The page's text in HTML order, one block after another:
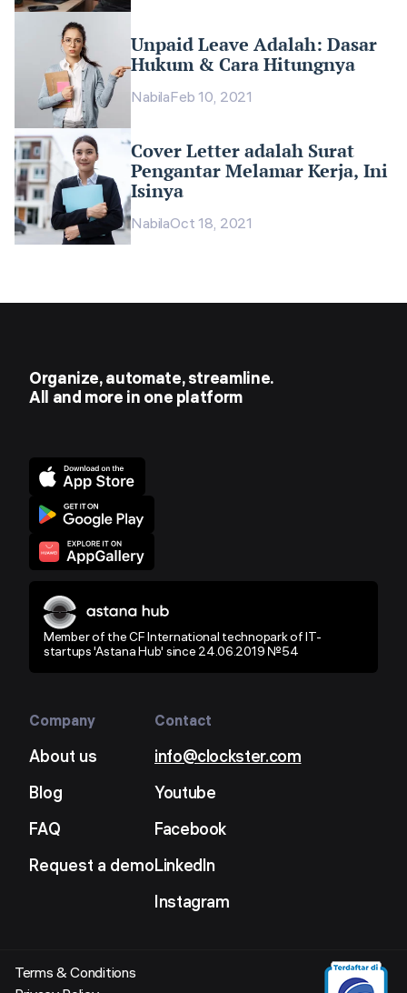
Unpaid Leave Adalah: Dasar
Hukum & Cara Hitungnya
NabilaFeb 10, 2021
Cover Letter adalah Surat
Pengantar Melamar Kerja, Ini
Isinya
NabilaOct 18, 2021
Organize, automate, streamline.
All and more in one platform
Member of the CF International technopark of IT-
startups 'Astana Hub' since 24.06.2019 №54
Company
About us
Blog
FAQ
Request a demo
Contact
info@clockster.com
Youtube
Facebook
LinkedIn
Instagram
Terms & Conditions